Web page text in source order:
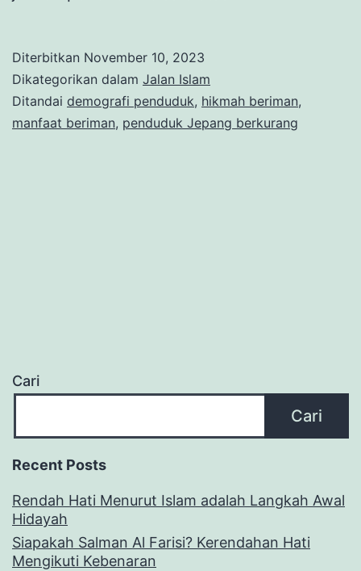
Diterbitkan November 10, 2023
Dikategorikan dalam Jalan Islam
Ditandai demografi penduduk, hikmah beriman,
manfaat beriman, penduduk Jepang berkurang
Cari
Cari
Recent Posts
Rendah Hati Menurut Islam adalah Langkah Awal
Hidayah
Siapakah Salman Al Farisi? Kerendahan Hati
Mengikuti Kebenaran